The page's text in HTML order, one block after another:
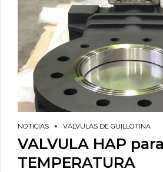
NOTICIAS VÁLVULAS DE GUILLOTINA
VALVULA HAP
TEMPERATURA